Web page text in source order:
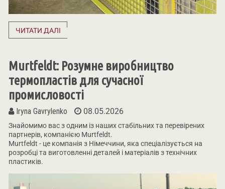
ЧИТАТИ ДАЛІ
Murtfeldt: Розумне виробництво
термопластів для сучасної
промисловості
Iryna Gavrylenko 08.05.2026
Знайомимо вас з одним із наших стабільних та перевірених
партнерів, компанією Murtfeldt.
Murtfeldt - це компанія з Німеччини, яка спеціалізується на
розробці та виготовленні деталей і матеріалів з технічних
пластиків.